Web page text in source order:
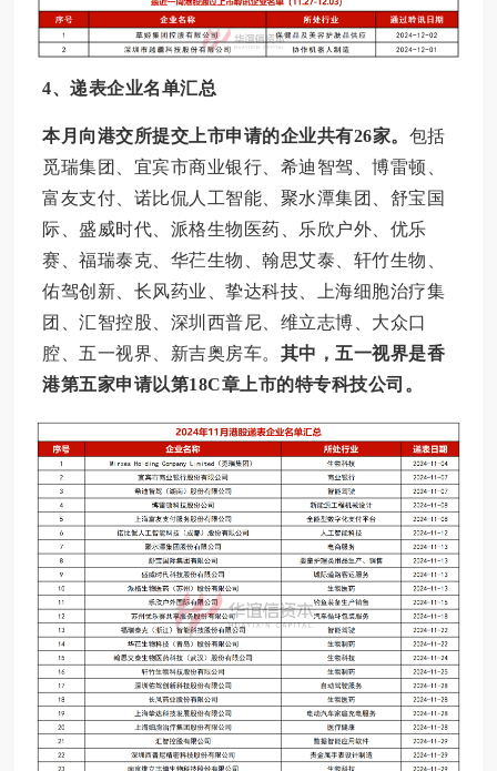
4、递表企业名单汇总
本月向港交所提交上市申请的企业共有26家。 包括
觅瑞集团、宜宾市商业银行、希迪智驾、博雷顿、
富友支付、诺比侃人工智能、聚水潭集团、舒宝国
际、盛威时代、派格生物医药、乐欣户外、优乐
赛、福瑞泰克、华芢生物、翰思艾泰、轩竹生物、
佑驾创新、长风药业、挚达科技、上海细胞治疗集
团、汇智控股、深圳西普尼、维立志博、大众口
腔、五一视界、新吉奥房车。 其中，五一视界是香
港第五家申请以第18C章上市的特专科技公司。